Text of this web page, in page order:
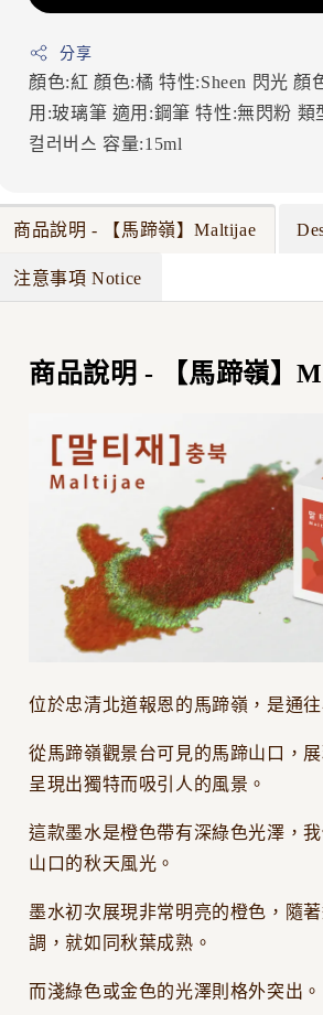
分享
顏色:紅 顏色:橘特性:Sheen 閃光 顏
用:玻璃筆 適用:鋼筆特性:無閃粉 類
컬러버스 容量:15ml
商品說明 - 【馬蹄嶺】Maltijae
注意事項 Notice
商品說明 - 【馬蹄嶺】
位於忠清北道報恩的馬蹄嶺，是通
從馬蹄嶺觀景台可見的馬蹄山口，
呈現出獨特而吸引人的風景。
這款墨水是橙色帶有深綠色光澤，
山口的秋天風光。
墨水初次展現非常明亮的橙色，隨
調，就如同秋葉成熟。
而淺綠色或金色的光澤則格外突出。